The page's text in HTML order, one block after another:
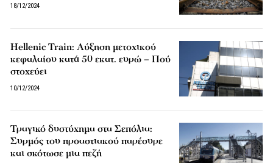
18/12/2024
Hellenic Train: Αύξηση μετοχικού
κεφαλαίου κατά 50 εκατ. ευρώ – Πού
στοχεύει
10/12/2024
Τραγικό δυστύχημα στα Σεπόλια:
Συρμός του προαστιακού παρέσυρε
και σκότωσε μια πεζή